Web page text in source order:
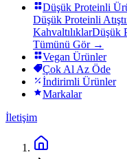
Düşük Proteinli
Düşük Proteinli
KahvaltılıklarDüşük
Tümünü Gör →
Vegan Ürünler
Çok Al Az Öde
İndirimli Ürünler
Markalar
İletişim